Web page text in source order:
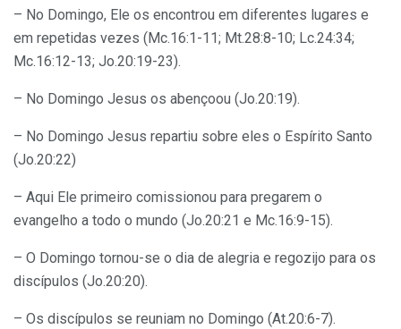
– No Domingo, Ele os encontrou em diferentes lugares e
em repetidas vezes (Mc.16:1-11; Mt.28:8-10; Lc.24:34;
Mc.16:12-13; Jo.20:19-23).
– No Domingo Jesus os abençoou (Jo.20:19).
– No Domingo Jesus repartiu sobre eles o Espírito Santo
(Jo.20:22)
– Aqui Ele primeiro comissionou para pregarem o
evangelho a todo o mundo (Jo.20:21 e Mc.16:9-15).
– O Domingo tornou-se o dia de alegria e regozijo para os
discípulos (Jo.20:20).
– Os discípulos se reuniam no Domingo (At.20:6-7).